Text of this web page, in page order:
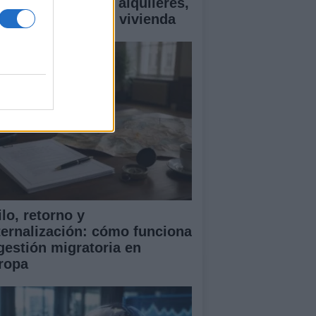
y ayudas en vivienda
retorno y
cómo funciona
migratoria en